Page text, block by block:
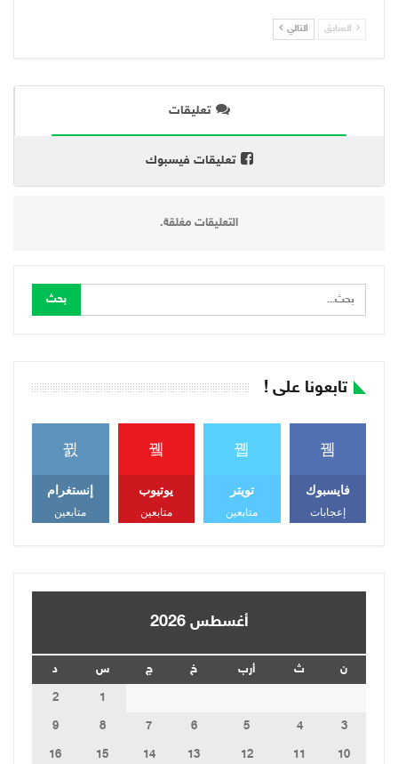
السابق التالي
تعليقات
تعليقات فيسبوك
التعليقات مغلقة.
تابعونا على !
فايسبوك
إعجابات
تويتر
متابعين
يوتيوب
متابعين
إنستغرام
متابعين
أغسطس 2026
ن ث أرب خ ج س
د
1
2
3
4
5
6
7
8
9
10
11
12
13
14
15
16